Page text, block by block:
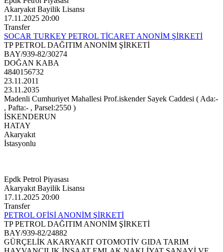
Akaryakıt Bayilik Lisansı
17.11.2025 20:00
Transfer
SOCAR TURKEY PETROL TİCARET ANONİM ŞİRKETİ
TP PETROL DAĞITIM ANONİM ŞİRKETİ
BAY/939-82/30274
DOĞAN KABA
4840156732
23.11.2011
23.11.2035
Madenli Cumhuriyet Mahallesi Prof.iskender Sayek Caddesi ( Ada:-
, Pafta:- , Parsel:2550 )
İSKENDERUN
HATAY
Akaryakıt
İstasyonlu
Epdk Petrol Piyasası
Akaryakıt Bayilik Lisansı
17.11.2025 20:00
Transfer
PETROL OFİSİ ANONİM ŞİRKETİ
TP PETROL DAĞITIM ANONİM ŞİRKETİ
BAY/939-82/24882
GÜRÇELİK AKARYAKIT OTOMOTİV GIDA TARIM